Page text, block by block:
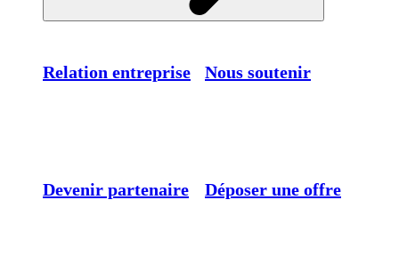
Relation entreprise Nous soutenir
Devenir partenaire Déposer une offre